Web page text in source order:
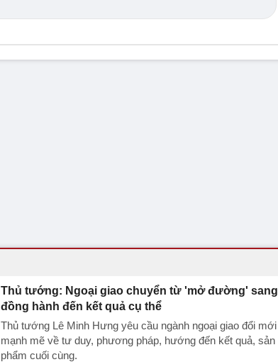
Thủ tướng: Ngoại giao chuyển từ 'mở đường' sang
đồng hành đến kết quả cụ thể
Thủ tướng Lê Minh Hưng yêu cầu ngành ngoại giao đổi mới
mạnh mẽ về tư duy, phương pháp, hướng đến kết quả, sản
phẩm cuối cùng.